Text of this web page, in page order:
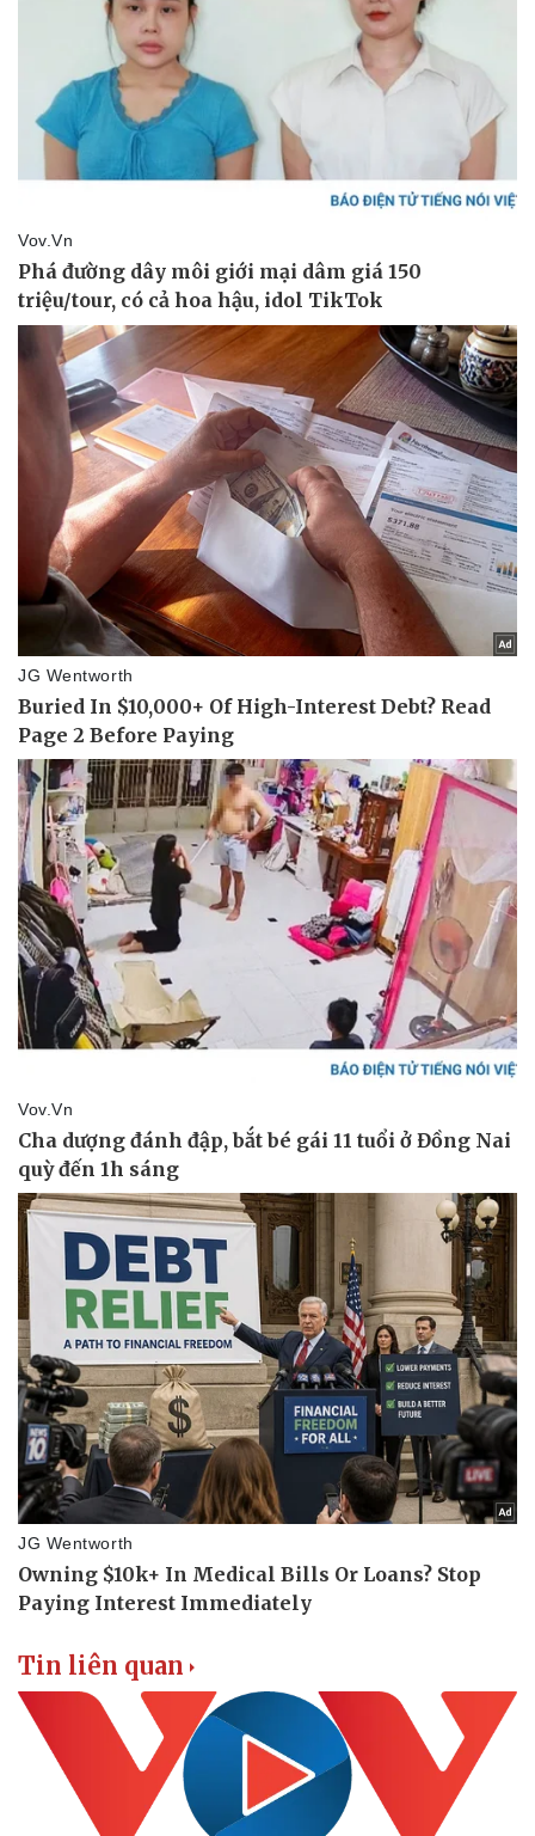
Bóng đá
Lịch thi đấu bóng đá
Thế giới thể thao
eSports
Hậu trường
Ô tô - Xe máy
Xe máy
Tư vấn
Tin liên quan